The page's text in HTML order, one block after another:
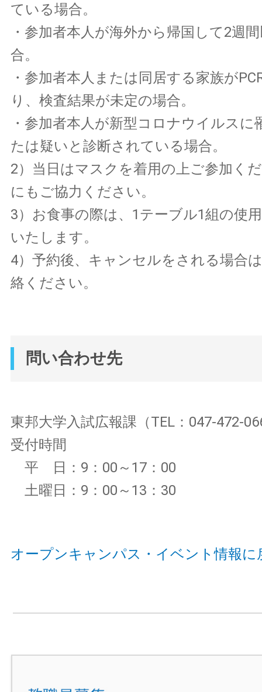
ている場合。
・参加者本人が海外から帰国して2週
合。
・参加者本人または同居する家族が
り、検査結果が未定の場合。
・参加者本人が新型コロナウイルスに
たは疑いと診断されている場合。
2）当日はマスクを着用の上ご参加く
にもご協力ください。
3）お食事の際は、1テーブル1組の使
いたします。
4）予約後、キャンセルをされる場合
絡ください。
問い合わせ先
東邦大学入試広報課（TEL：047-472-
受付時間
平 日：9：00～17：00
土曜日：9：00～13：30
オープンキャンパス・イベント情報に